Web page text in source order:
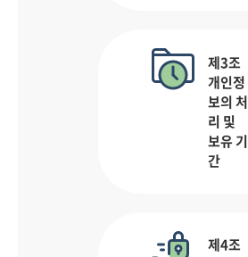
제3조
개인정
보의 처
리 및
보유 기
간
제4조